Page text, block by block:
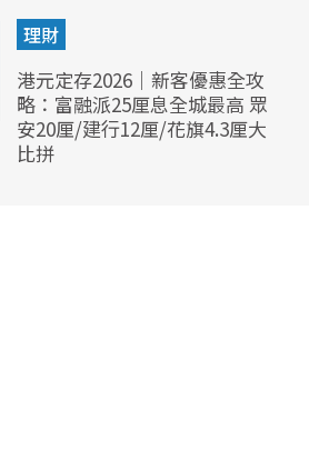
理財
港元定存2026｜新客優惠全攻
略：富融派25厘息全城最高 眾
安20厘/建行12厘/花旗4.3厘大
比拼